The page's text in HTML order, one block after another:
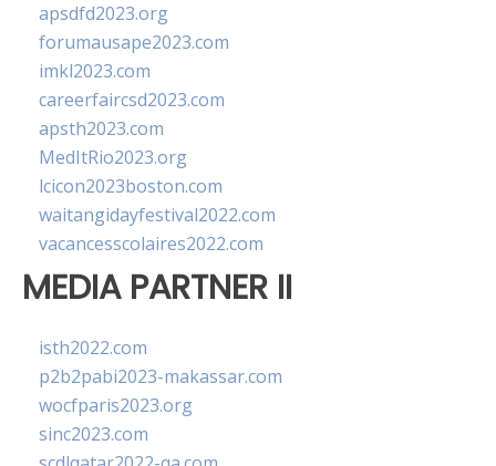
apsdfd2023.org
forumausape2023.com
imkl2023.com
careerfaircsd2023.com
apsth2023.com
MedItRio2023.org
lcicon2023boston.com
waitangidayfestival2022.com
vacancesscolaires2022.com
MEDIA PARTNER II
isth2022.com
p2b2pabi2023-makassar.com
wocfparis2023.org
sinc2023.com